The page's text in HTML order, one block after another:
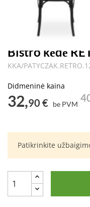
Bistro kėdė
KKA/
Didmeninė kaina
32,90 € be PVM
Patikrinkite